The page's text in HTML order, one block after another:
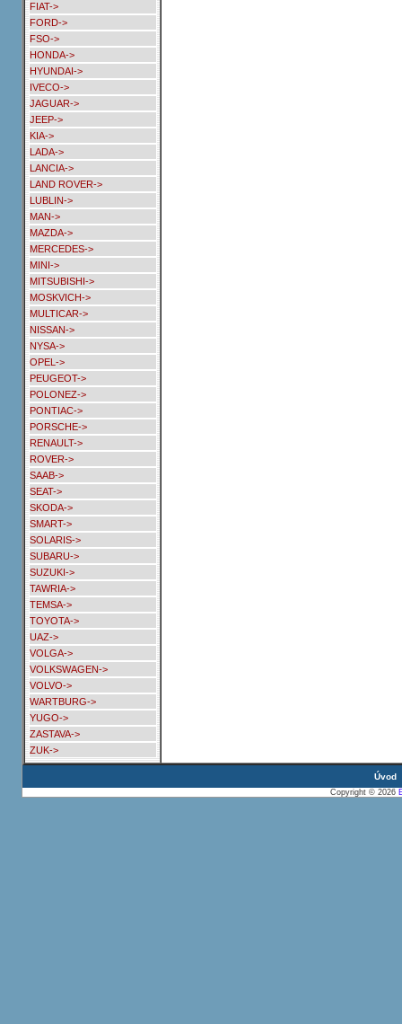
FIAT->
FORD->
FSO->
HONDA->
HYUNDAI->
IVECO->
JAGUAR->
JEEP->
KIA->
LADA->
LANCIA->
LAND ROVER->
LUBLIN->
MAN->
MAZDA->
MERCEDES->
MINI->
MITSUBISHI->
MOSKVICH->
MULTICAR->
NISSAN->
NYSA->
OPEL->
PEUGEOT->
POLONEZ->
PONTIAC->
PORSCHE->
RENAULT->
ROVER->
SAAB->
SEAT->
SKODA->
SMART->
SOLARIS->
SUBARU->
SUZUKI->
TAWRIA->
TEMSA->
TOYOTA->
UAZ->
VOLGA->
VOLKSWAGEN->
VOLVO->
WARTBURG->
YUGO->
ZASTAVA->
ZUK->
Úvod
Copyright © 2026